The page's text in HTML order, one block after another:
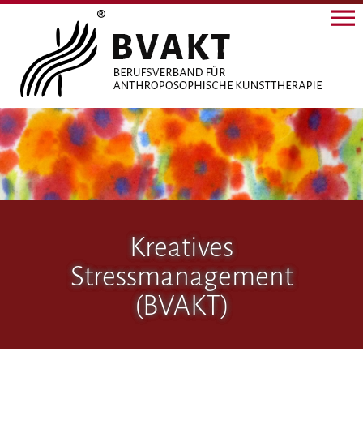
Kreatives
Stressmanagement
(BVAKT)